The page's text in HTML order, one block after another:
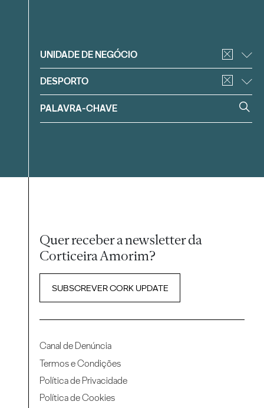
Filtrar
UNIDADE DE NEGÓCIO
DESPORTO
Quer receber a newsletter da
Corticeira Amorim?
SUBSCREVER CORK UPDATE
Canal de Denúncia
Termos e Condições
Política de Privacidade
Política de Cookies